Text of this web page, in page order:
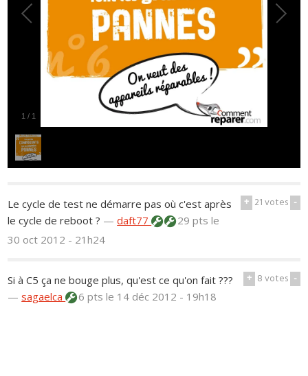
1 / 1
+ 21votes -
Le cycle de test ne démarre pas où c'est après
le cycle de reboot ? —daft77 29 ptsle
30 oct 2012 - 21h24
+ 8votes -
Si à C5 ça ne bouge plus, qu'est ce qu'on fait ???
—sagaelca 6 ptsle 14 déc 2012 - 19h18